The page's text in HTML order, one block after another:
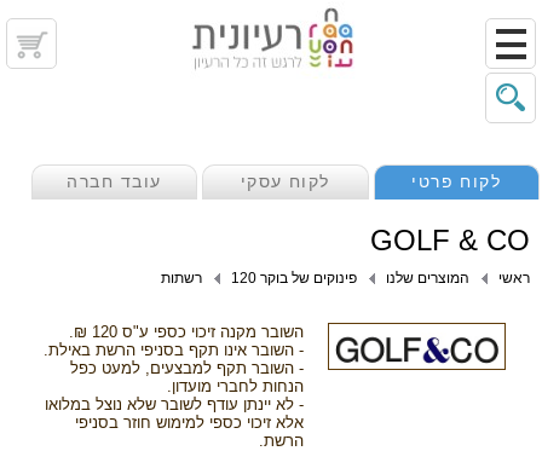
לקוח פרטי לקוח עסקי עובד חברה
GOLF & CO
ראשי המוצרים שלנו פינוקים של בוקר 120 רשתות
השובר מקנה זיכוי כספי ע"ס 120 ₪.
- השובר אינו תקף בסניפי הרשת באילת.
- השובר תקף למבצעים, למעט כפל
הנחות לחברי מועדון.
- לא יינתן עודף לשובר שלא נוצל במלואו
אלא זיכוי כספי למימוש חוזר בסניפי
הרשת.